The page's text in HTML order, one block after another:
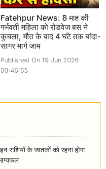
Fatehpur News: 8 माह की
गर्भवती महिला को रोडवेज बस ने
कुचला, मौत के बाद 4 घंटे तक बांदा-
सागर मार्ग जाम
Published On 19 Jun 2026
00:46:55